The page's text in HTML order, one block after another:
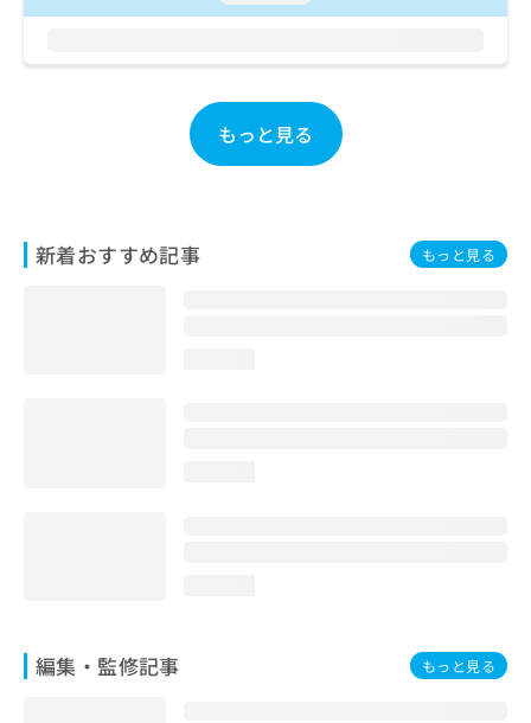
もっと見る
新着おすすめ記事 もっと見る
編集・監修記事 もっと見る
お
い